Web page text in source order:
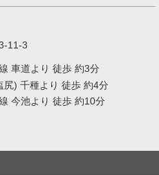
11-3
車道より 徒歩 約3分
尻) 千種より 徒歩 約4分
今池より 徒歩 約10分